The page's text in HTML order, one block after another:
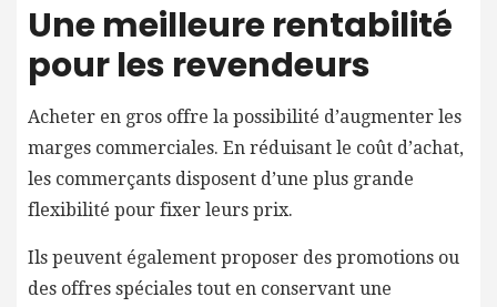
Une meilleure rentabilité
pour les revendeurs
Acheter en gros offre la possibilité d’augmenter les
marges commerciales. En réduisant le coût d’achat,
les commerçants disposent d’une plus grande
flexibilité pour fixer leurs prix.
Ils peuvent également proposer des promotions ou
des offres spéciales tout en conservant une